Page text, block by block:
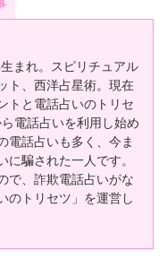
まれ。スピリチュアル
ト、西洋占星術。現在
トと電話占いのトリセ
電話占いを利用し始め
電話占いも多く、今ま
に騙された一人です。
で、詐欺電話占いがな
のトリセツ」を運営し